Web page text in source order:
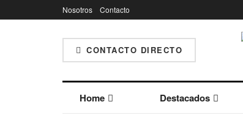
Nosotros Contacto
CONTACTO DIRECTO
Home Destacados